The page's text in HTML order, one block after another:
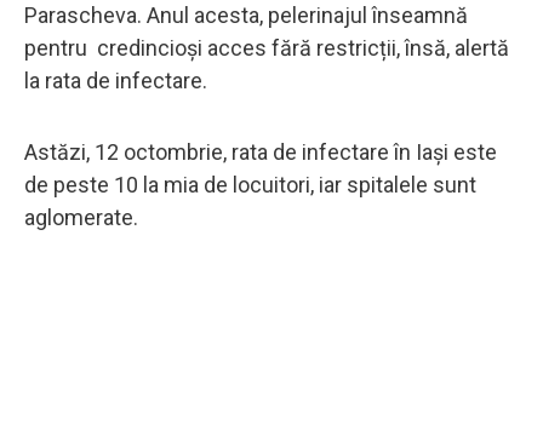
Parascheva. Anul acesta, pelerinajul înseamnă
pentru credincioși acces fără restricții, însă, alertă
la rata de infectare.
Astăzi, 12 octombrie, rata de infectare în Iași este
de peste 10 la mia de locuitori, iar spitalele sunt
aglomerate.